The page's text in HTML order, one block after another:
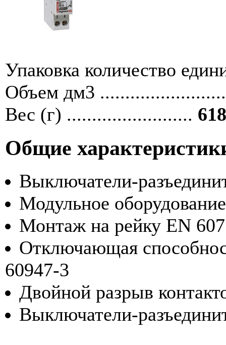
Упаковка количество
Объем дм3
Вес (г) .........................
Общие
Выключатели-
Модульное оборудование
Монтаж на рейку EN
Отключающая
60947-3
Двойной разрыв
Выключатели-